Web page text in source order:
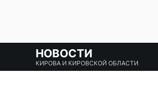
НОВОСТИ
КИРОВА И КИРОВСКОЙ ОБЛАСТИ